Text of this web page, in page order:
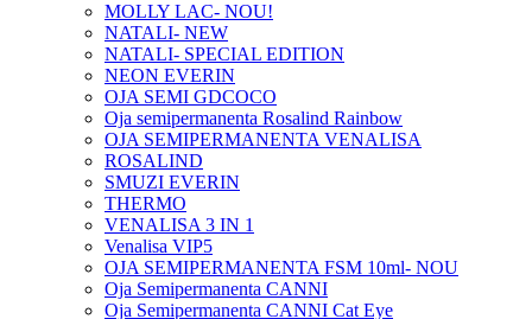
MOLLY LAC- NOU!
NATALI- NEW
NATALI- SPECIAL EDITION
NEON EVERIN
OJA SEMI GDCOCO
Oja semipermanenta Rosalind Rainbow
OJA SEMIPERMANENTA VENALISA
ROSALIND
SMUZI EVERIN
THERMO
VENALISA 3 IN 1
Venalisa VIP5
OJA SEMIPERMANENTA FSM 10ml- NOU
Oja Semipermanenta CANNI
Oja Semipermanenta CANNI Cat Eye